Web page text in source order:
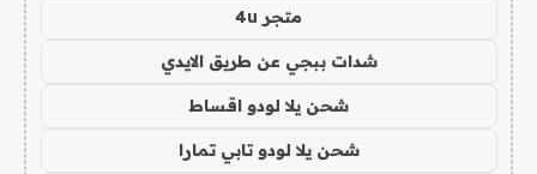
متجر 4u
شدات ببجي عن طريق الايدي
شحن يلا لودو اقساط
شحن يلا لودو تابي تمارا